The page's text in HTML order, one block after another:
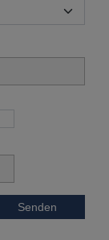
Senden